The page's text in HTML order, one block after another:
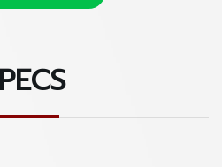
สาขา The Promenade